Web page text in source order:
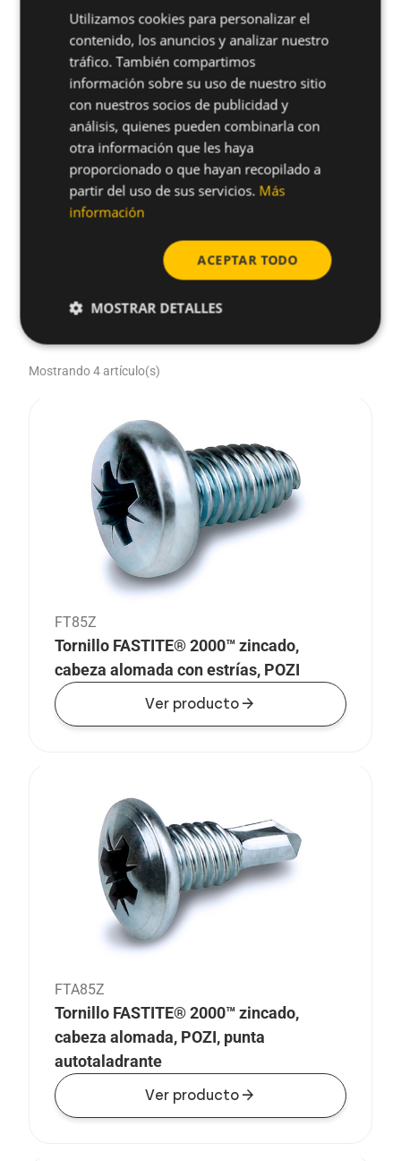
Productos en stock
Mostrando 4 artículo(s)
FT85Z
Tornillo FASTITE® 2000™ zincado,
cabeza alomada con estrías, POZI
Ver productoarrow_forward
FTA85Z
Tornillo FASTITE® 2000™ zincado,
cabeza alomada, POZI, punta
autotaladrante
Ver productoarrow_forward
ENGLISH
SPANISH
FRENCH
Utilizamos cookies para personalizar el
contenido, los anuncios y analizar nuestro
tráfico. También compartimos
información sobre su uso de nuestro sitio
con nuestros socios de publicidad y
análisis, quienes pueden combinarla con
otra información que les haya
proporcionado o que hayan recopilado a
partir del uso de sus servicios. Más
información
ACEPTAR TODO
MOSTRAR DETALLES